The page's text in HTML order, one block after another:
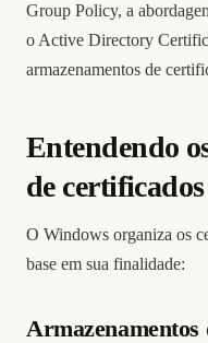
Group Policy, a
o Active Directory
armazenamentos de
Entendendo
de certificados
O Windows organiza os
base em sua finalidade:
Armazenamentos